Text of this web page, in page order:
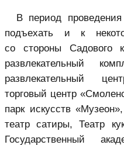
В период
подъехать и к
со стороны Садового
развлекательный
развлекательный
торговый центр
парк искусств
театр сатиры, Театр
Государственный